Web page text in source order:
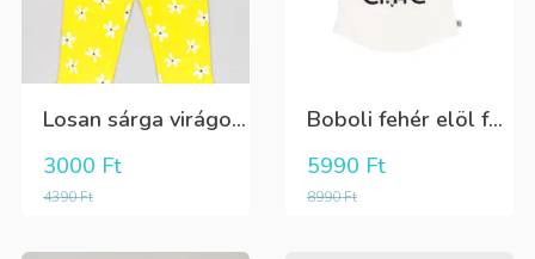
Losan sárga virágos 3/4-es leggings
4390Ft
3000 Ft
Boboli fehér elöl fekete tüll+gyöngyös csini póló
8990Ft
5990 Ft